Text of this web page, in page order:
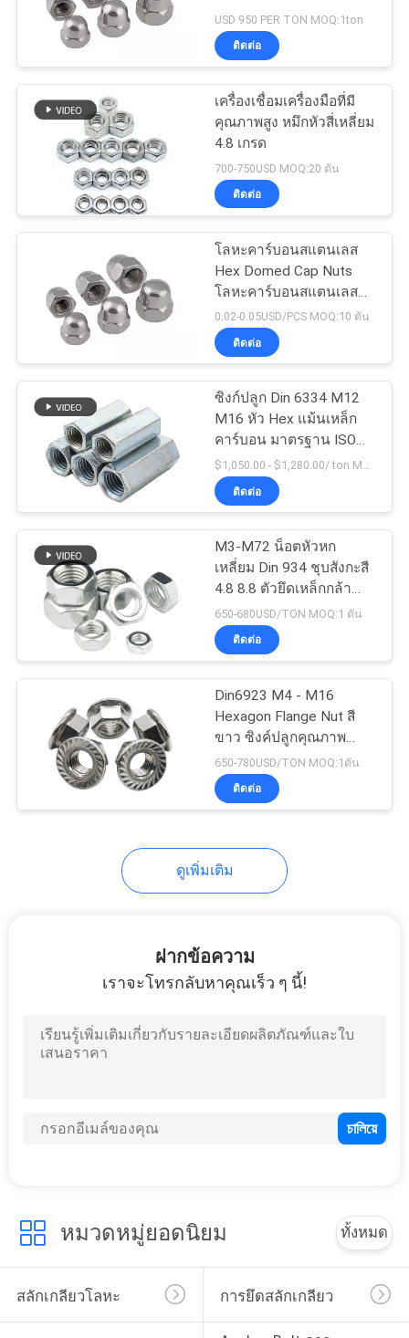
เครื่องล้างโลหะ
เครื่องซักผ้าสปริงสตี
ล
สกรูยึดฐานราก
แกนเกลียวเต็มรูป
แบบ
สกรูเจาะตัวเอง
Anchor Bolt เคมี
71
USD 950 PER TON MOQ:1ton
ติดต่อ
เครื่องเชื่อมเครื่องมือที่มี
คุณภาพสูง หมึกหัวสี่เหลี่ยม
4.8 เกรด
700-750USD MOQ:20 ตัน
ติดต่อ
โลหะคาร์บอนสแตนเลส
Hex Domed Cap Nuts
โลหะคาร์บอนสแตนเลส
Zinc Plated Fasteners
DIN 1587
0.02-0.05USD/PCS MOQ:10 ตัน
ติดต่อ
ซิงก์ปลูก Din 6334 M12
M16 หัว Hex แม้นเหล็ก
คาร์บอน มาตรฐาน ISO
CE
$1,050.00 - $1,280.00/ ton MOQ:1ตัน
ติดต่อ
M3-M72 น็อตหัวหก
เหลี่ยม Din 934 ชุบสังกะสี
4.8 8.8 ตัวยึดเหล็กกล้า
คาร์บอนเกรด
650-680USD/TON MOQ:1 ตัน
ติดต่อ
Din6923 M4 - M16
Hexagon Flange Nut สี
ขาว ซิงค์ปลูกคุณภาพ
โรงงาน
650-780USD/TON MOQ:1ตัน
ติดต่อ
ดูเพิ่มเติม
ฝากข้อความ
เราจะโทรกลับหาคุณเร็ว ๆ นี้!
หมวดหมู่ยอดนิยม ทั้งหมด
สลักเกลียวโลหะ การยึดสลักเกลียว